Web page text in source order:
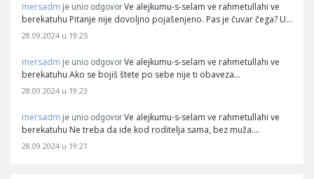
mersadm je unio odgovor Ve alejkumu-s-selam ve rahmetullahi ve
berekatuhu Pitanje nije dovoljno pojašenjeno. Pas je čuvar čega? U…
28.09.2024 u 19:25
mersadm je unio odgovor Ve alejkumu-s-selam ve rahmetullahi ve
berekatuhu Ako se bojiš štete po sebe nije ti obaveza…
28.09.2024 u 19:23
mersadm je unio odgovor Ve alejkumu-s-selam ve rahmetullahi ve
berekatuhu Ne treba da ide kod roditelja sama, bez muža.…
28.09.2024 u 19:21